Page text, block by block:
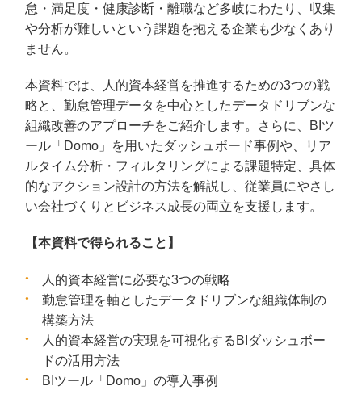
怠・満足度・健康診断・離職など多岐にわたり、収集
や分析が難しいという課題を抱える企業も少なくあり
ません。
本資料では、人的資本経営を推進するための3つの戦
略と、勤怠管理データを中心としたデータドリブンな
組織改善のアプローチをご紹介します。さらに、BIツ
ール「Domo」を用いたダッシュボード事例や、リア
ルタイム分析・フィルタリングによる課題特定、具体
的なアクション設計の方法を解説し、従業員にやさし
い会社づくりとビジネス成長の両立を支援します。
【本資料で得られること】
人的資本経営に必要な3つの戦略
勤怠管理を軸としたデータドリブンな組織体制の
構築方法
人的資本経営の実現を可視化するBIダッシュボー
ドの活用方法
BIツール「Domo」の導入事例